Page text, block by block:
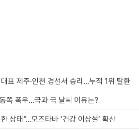
표 제주·인천 경선서 승리…누적 1위 탈환
쪽 폭우…극과 극 날씨 이유는?
상태”…모즈타바 ‘건강 이상설’ 확산